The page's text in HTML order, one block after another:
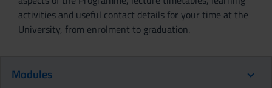
activities and useful contact details for your time at the
University, from enrolment to graduation.
Modules